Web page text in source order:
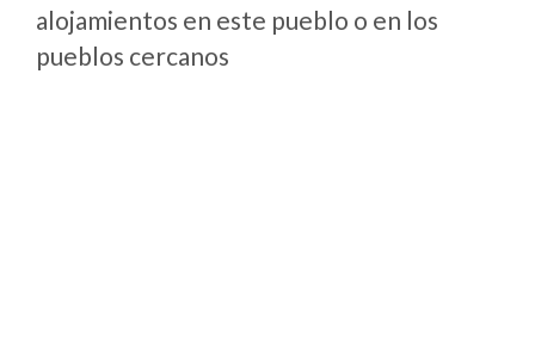
alojamientos en este pueblo o en los
pueblos cercanos